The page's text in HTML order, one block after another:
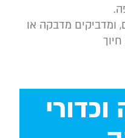
מדבקה או